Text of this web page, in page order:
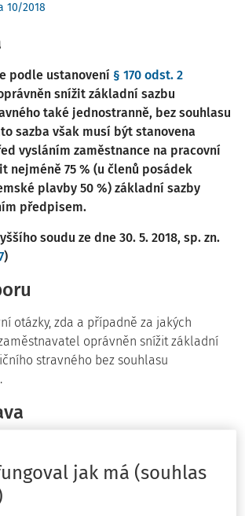
10/2018
podle ustanovení § 170 odst. 2
snížit základní sazbu
také jednostranně, bez souhlasu
sazba však musí být stanovena
vysláním zaměstnance na pracovní
nejméně 75 % (u členů posádek
plavby 50 %) základní sazby
předpisem.
soudu ze dne 30. 5. 2018, sp. zn.
)
otázky, zda a případně za jakých
oprávněn snížit základní
stravného bez souhlasu
- zahraniční stravné.
(popis případu)
jak má (souhlas